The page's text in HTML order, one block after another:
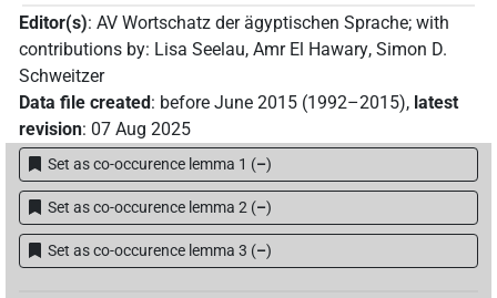
⸮𓌉? | 1× V\ptcp.act.m.sg ( 1) | 1× V\res-3sg.m (1)
𓌉[] | 1×
𓌉𓆓𓇳 | 1× V\tam.act-ant
𓌉𓆓𓇳[] | 1× V\tam.act (1)
Editor(s): AV Wortschatz der ägyptischen Sprache; with
contributions by: Lisa Seelau, Amr El Hawary, Simon D.
Schweitzer
Data file created : before June 2015 (1992–2015), latest
revision: 07 Aug 2025
Set as co-occurence lemma 1 (–)
Set as co-occurence lemma 2 (–)
Set as co-occurence lemma 3 (–)